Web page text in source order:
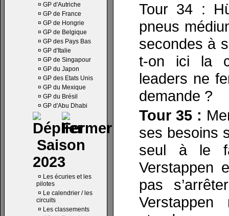
¤ GP d'Autriche
¤ GP de France
¤ GP de Hongrie
¤ GP de Belgique
¤ GP des Pays Bas
¤ GP d'Italie
¤ GP de Singapour
¤ GP du Japon
¤ GP des Etats Unis
¤ GP du Mexique
¤ GP du Brésil
¤ GP d'Abu Dhabi
Saison
2023
¤ Les écuries et les
pilotes
¤ Le calendrier / les
circuits
¤ Les classements
Tour 34 :
pneus
secondes à
t-on ici la
leaders ne
demande ?
Tour 35 :
ses besoins
seul à le
Verstappen
pas